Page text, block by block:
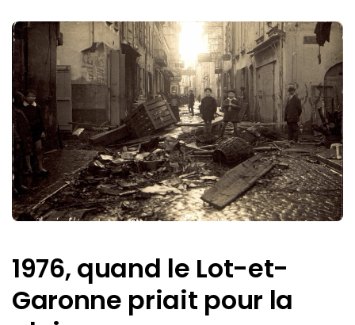
1976, quand le Lot-et-
Garonne priait pour la